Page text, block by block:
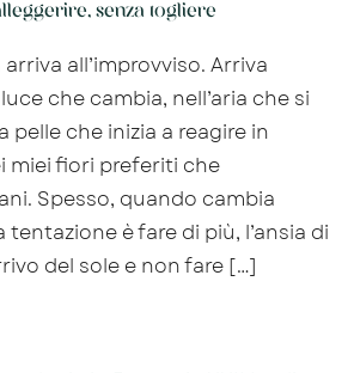
senza togliere
all’improvviso. Arriva
che cambia, nell’aria che si
pelle che inizia a reagire in
miei fiori preferiti che
Spesso, quando cambia
è fare di più, l’ansia di
del sole e non fare […]